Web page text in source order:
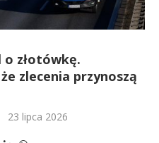
o złotówkę.
zlecenia przynoszą
23 lipca 2026